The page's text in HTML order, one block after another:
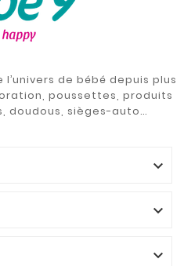
de bébé depuis plus
poussettes, produits
doudous, sièges-auto…


